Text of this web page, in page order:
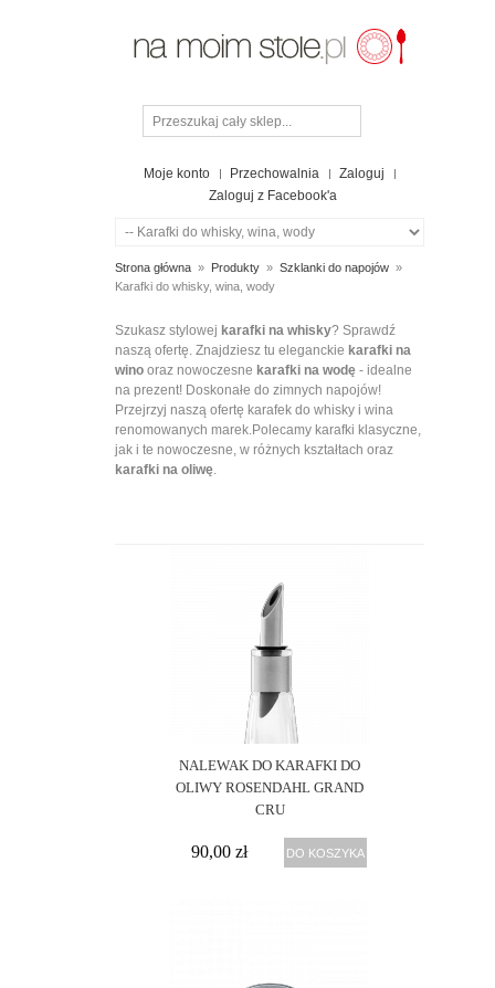
Moje konto Przechowalnia
Zaloguj
Zaloguj z Facebook'a
Strona główna » Produkty » Szklanki do napojów »
Karafki do whisky, wina, wody
Szukasz stylowej karafki na whisky? Sprawdź
naszą ofertę. Znajdziesz tu eleganckie karafki na
wino oraz nowoczesne karafki na wodę - idealne
na prezent! Doskonałe do zimnych napojów!
Przejrzyj naszą ofertę karafek do whisky i wina
renomowanych marek.Polecamy karafki klasyczne,
jak i te nowoczesne, w różnych kształtach oraz
karafki na oliwę.
NALEWAK DO KARAFKI DO
OLIWY ROSENDAHL GRAND
CRU
90,00 zł DO KOSZYKA
KARAFKI
DO
WHISKY,
WINA,
WODY